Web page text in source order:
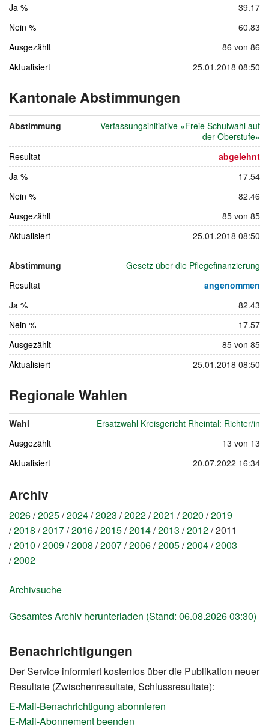
Ja %
39.17
Nein %
60.83
Ausgezählt
86 von 86
Aktualisiert
25.01.2018 08:50
Kantonale Abstimmungen
13.
Februar
2011
Abstimmung
Verfassungsinitiative «Freie Schulwahl auf
der Oberstufe»
Resultat
abgelehnt
Ja %
17.54
Nein %
82.46
Ausgezählt
85 von 85
Aktualisiert
25.01.2018 08:50
Abstimmung
Gesetz über die Pflegefinanzierung
Resultat
angenommen
Ja %
82.43
Nein %
17.57
Ausgezählt
85 von 85
Aktualisiert
25.01.2018 08:50
Regionale Wahlen
13.
Februar
Wahl
Ersatzwahl Kreisgericht Rheintal: Richter/in
Ausgezählt
13 von 13
Aktualisiert
20.07.2022 16:34
Archiv
2026 2025 2024 2023 2022 2021 2020 2019
2018 2017 2016 2015 2014 2013 2012 2011
2010 2009 2008 2007 2006 2005 2004 2003
2002
Archivsuche
Gesamtes Archiv herunterladen (Stand: 06.08.2026 03:30)
Benachrichtigungen
Der Service informiert kostenlos über die Publikation neuer
Resultate (Zwischenresultate, Schlussresultate):
E-Mail-Benachrichtigung abonnieren
E-Mail-Abonnement beenden